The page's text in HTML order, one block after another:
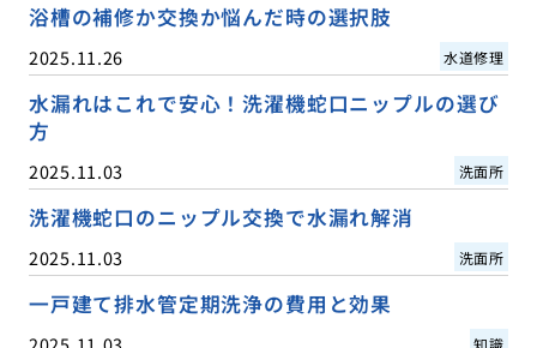
浴槽の補修か交換か悩んだ時の選択肢
2025.11.26 水道修理
水漏れはこれで安心！洗濯機蛇口ニップルの選び
方
2025.11.03 洗面所
洗濯機蛇口のニップル交換で水漏れ解消
2025.11.03 洗面所
一戸建て排水管定期洗浄の費用と効果
知識